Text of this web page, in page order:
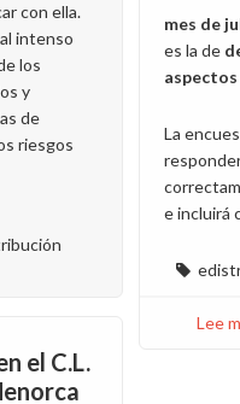
mes de
es la de
La
e incluirá
Lee
con ella.
intenso
los
y
de
riesgos
el C.L.